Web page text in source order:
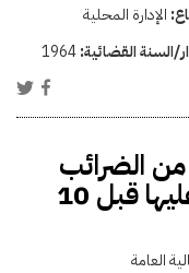
الإدارة المحلية
السنة القضائية:1964
الضرائب
والرسوم التي استحقت عليها قبل 10
العامة